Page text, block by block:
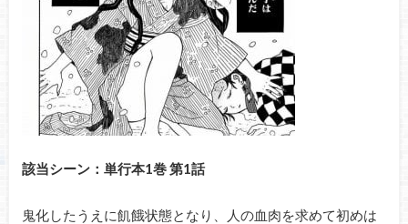
該当シーン：単行本1巻 第1話
鬼化したうえに飢餓状態となり、人の血肉を求めて初めは